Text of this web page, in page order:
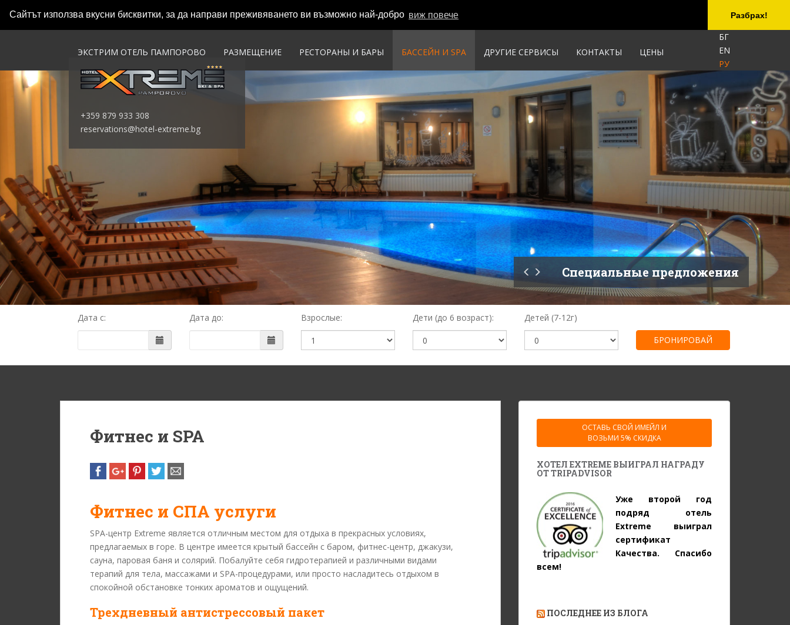
Сайтът използва вкусни бисквитки, за да направи преживяването ви възможно най-добро виж повече Разбрах!
БГ
EN
РУ
ЭКСТРИМ ОТЕЛЬ ПАМПОРОВО РАЗМЕЩЕНИЕ РЕСТОРАНЫ И БАРЫ БАССЕЙН И SPA ДРУГИЕ СЕРВИСЫ КОНТАКТЫ ЦЕНЫ
+359 879 933 308
reservations@hotel-extreme.bg
Специальные предложения
Дата с: Дата до: Взрослые: Дети (до 6 возраст): Детей (7-12г)
Фитнес и SPA
Фитнес и СПА услуги
SPA-центр Extreme является отличным местом для отдыха в прекрасных условиях,
предлагаемых в горе. В центре имеется крытый бассейн с баром, фитнес-центр, джакузи,
сауна, паровая баня и солярий. Побалуйте себя гидротерапией и различными видами
терапий для тела, массажами и SPA-процедурами, или просто насладитесь отдыхом в
спокойной обстановке тонких ароматов и ощущений.
Трехдневный антистрессовый пакет
ОСТАВЬ СВОЙ ИМЕЙЛ И
ВОЗЬМИ 5% СКИДКА
ХОТЕЛ EXTREME ВЫИГРАЛ НАГРАДУ
ОТ TRIPADVISOR
Уже второй год
подряд отель
Extreme выиграл
сертификат
Качества. Спасибо
всем!
ПОСЛЕДНЕЕ ИЗ БЛОГА